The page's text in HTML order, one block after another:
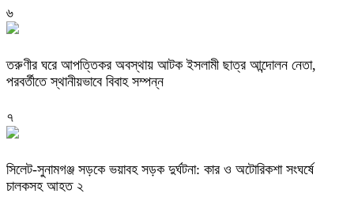
৬
তরুণীর ঘরে আপত্তিকর অবস্থায় আটক ইসলামী ছাত্র আন্দোলন নেতা,
পরবর্তীতে স্থানীয়ভাবে বিবাহ সম্পন্ন
৭
সিলেট-সুনামগঞ্জ সড়কে ভয়াবহ সড়ক দুর্ঘটনা: কার ও অটোরিকশা সংঘর্ষে
চালকসহ আহত ২